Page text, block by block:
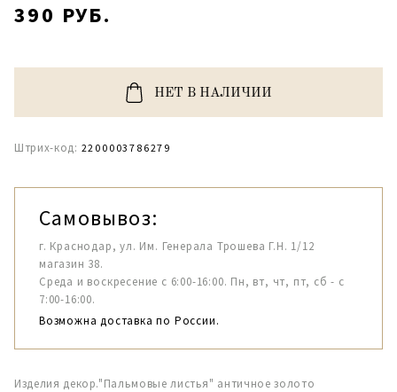
390 РУБ.
НЕТ В НАЛИЧИИ
Штрих-код: 2200003786279
Самовывоз:
г. Краснодар, ул. Им. Генерала Трошева Г.Н. 1/12
магазин 38.
Среда и воскресение с 6:00-16:00. Пн, вт, чт, пт, сб - с
7:00-16:00.
Возможна доставка по России.
Изделия декор."Пальмовые листья" античное золото